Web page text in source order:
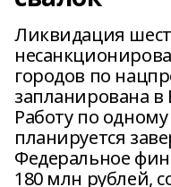
Ликвидация
городов по
запланирована в
Работу по
планируется
Федеральное
180 млн рублей,